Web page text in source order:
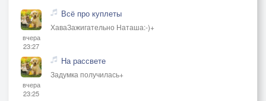
вчера
23:27
Всё про куплеты
ХаваЗажигательно Наташа:-)+
вчера
23:25
На рассвете
Задумка получилась+